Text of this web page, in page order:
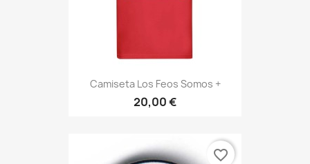
Camiseta Los Feos Somos +
20,00 €
favorite_border